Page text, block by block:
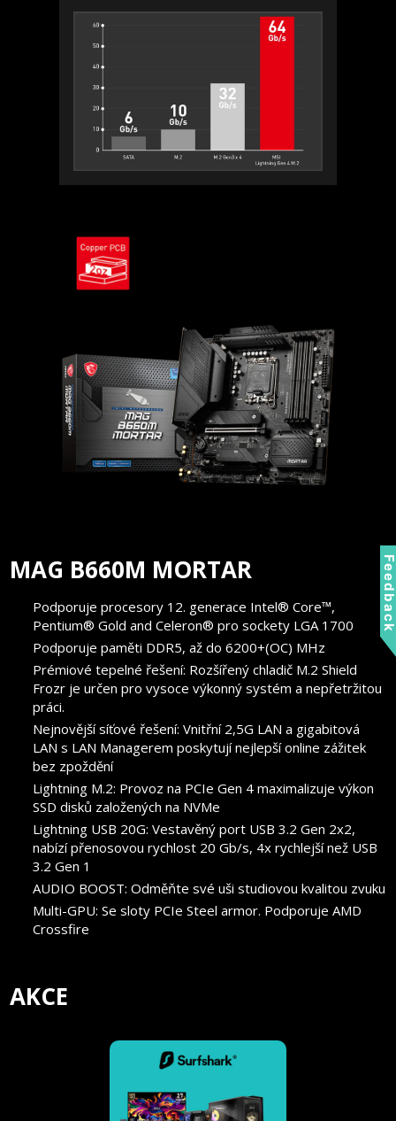
MAG B660M MORTAR
Podporuje procesory 12. generace Intel® Core™,
Pentium® Gold and Celeron® pro sockety LGA 1700
Podporuje paměti DDR5, až do 6200+(OC) MHz
Prémiové tepelné řešení: Rozšířený chladič M.2 Shield
Frozr je určen pro vysoce výkonný systém a nepřetržitou
práci.
Nejnovější síťové řešení: Vnitřní 2,5G LAN a gigabitová
LAN s LAN Managerem poskytují nejlepší online zážitek
bez zpoždění
Lightning M.2: Provoz na PCIe Gen 4 maximalizuje výkon
SSD disků založených na NVMe
Lightning USB 20G: Vestavěný port USB 3.2 Gen 2x2,
nabízí přenosovou rychlost 20 Gb/s, 4x rychlejší než USB
3.2 Gen 1
AUDIO BOOST: Odměňte své uši studiovou kvalitou zvuku
Multi-GPU: Se sloty PCIe Steel armor. Podporuje AMD
Crossfire
AKCE